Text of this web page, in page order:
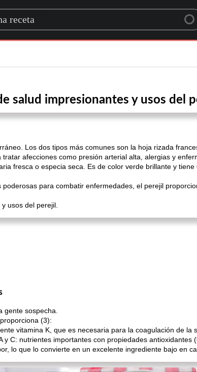
recipe
salud impresionantes y usos del
Los dos tipos más comunes son la hoja rizada
afecciones como presión arterial alta, alergias y
fresca o especia seca. Es de color verde brillante y
para combatir enfermedades, el perejil
usos del perejil.
gente sospecha.
(3):
vitamina K, que es necesaria para la coagulación de la
C: nutrientes importantes con propiedades antioxidantes
lo que lo convierte en un excelente ingrediente bajo en